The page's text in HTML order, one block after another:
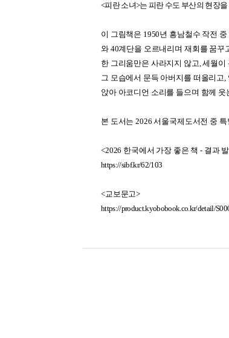
<피란 소녀>는 피란 수도 부산의 현장
이 그림책은 1950년 흥남철수 작전
와 40계단을 오르내리며 재회를 꿈꾸
한 그리움만은 사라지지 않고, 세월
그 모습에서 문득 아버지를 떠올리고
앉아 아코디언 소리를 들으며 함께
본 도서는 2026 서울국제도서전 중
<2026 한국에서 가장 좋은 책 - 결과
https://sibf.kr/62/103
<교보문고>
https://product.kyobobook.co.kr/detail/